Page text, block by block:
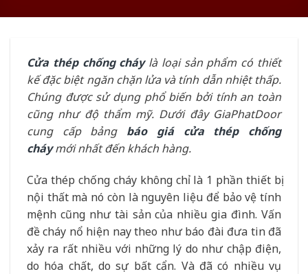
Cửa thép chống cháy là loại sản phẩm có thiết
kế đặc biệt ngăn chặn lửa và tính dẫn nhiệt thấp.
Chúng được sử dụng phổ biến bởi tính an toàn
cũng như độ thẩm mỹ. Dưới đây GiaPhatDoor
cung cấp bảng báo giá cửa thép chống
cháymới nhất đến khách hàng.
Cửa thép chống cháy không chỉ là 1 phần thiết bị
nội thất mà nó còn là nguyên liệu để bảo vệ tính
mệnh cũng như tài sản của nhiều gia đình. Vấn
đề cháy nổ hiện nay theo như báo đài đưa tin đã
xảy ra rất nhiều với những lý do như chập điện,
do hóa chất, do sự bất cẩn. Và đã có nhiều vụ